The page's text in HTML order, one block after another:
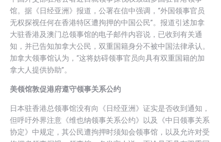
馆。据《日经亚洲》报道，公署在信中强调，“外国领事官员
无权探视任何在香港特区遭拘押的中国公民”。报道引述加拿
大驻香港及澳门总领事馆的电子邮件内容说，已收到有关通
知，并已告知加拿大公民，双重国籍身分不被中国法律承认。
加拿大领事馆认为，“这将妨碍领事官员向具有双重国籍的加
拿大人提供协助”。
美领馆敦促港府遵守领事关系公约
日本驻香港总领事馆没有向《日经亚洲》证实是否收到通知，
但呼吁外界注意《维也纳领事关系公约》以及《中日领事关系
协定》中规定，其公民遭拘押时须知会领事馆，以及允许对受